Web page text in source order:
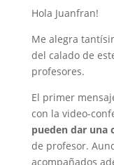
Hola Juanfran!
Me alegra
del calado de
profesores.
El primer
con la video-
pueden dar una
de profesor.
acompañados